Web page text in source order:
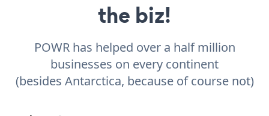
the biz!
POWR has helped over a half million
businesses on every continent
(besides Antarctica, because of course not)